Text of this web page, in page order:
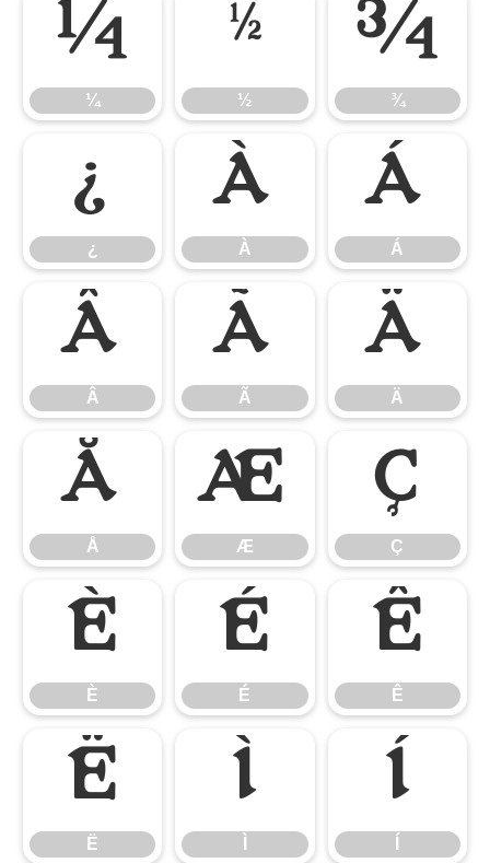
¼
¼
½
½
¾
¾
¿
¿
À
À
Á
Á
Â
Â
Ã
Ã
Ä
Ä
Å
Å
Æ
Æ
Ç
Ç
È
È
É
É
Ê
Ê
Ë
Ë
Ì Í